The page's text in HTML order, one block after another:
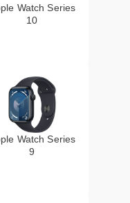
Watch Series
10
Watch Series
9